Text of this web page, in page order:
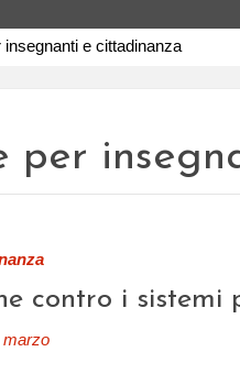
e cittadinanza
per
contro i sistemi
marzo